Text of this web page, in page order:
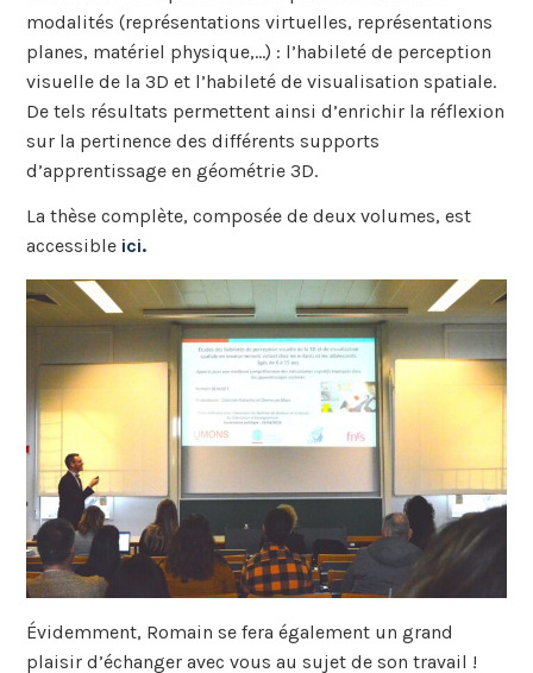
modalités (représentations virtuelles, représentations
planes, matériel physique,…) : l’habileté de perception
visuelle de la 3D et l’habileté de visualisation spatiale.
De tels résultats permettent ainsi d’enrichir la réflexion
sur la pertinence des différents supports
d’apprentissage en géométrie 3D.
La thèse complète, composée de deux volumes, est
accessible ici.
Évidemment, Romain se fera également un grand
plaisir d’échanger avec vous au sujet de son travail !